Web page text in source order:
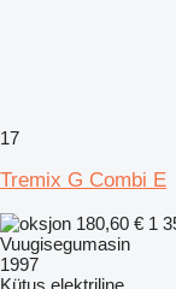
17
Tremix G Combi E
180,60 € 1
Vuugisegumasin
1997
Kütus elektriline